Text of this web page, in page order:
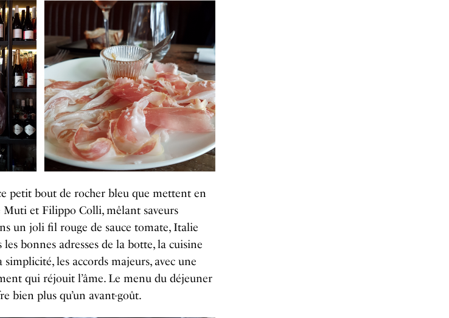
petit bout de rocher bleu que mettent en
et Filippo Colli, mêlant saveurs
un joli fil rouge de sauce tomate, Italie
bonnes adresses de la botte, la cuisine
les accords majeurs, avec une
qui réjouit l’âme. Le menu du déjeuner
bien plus qu’un avant-goût.